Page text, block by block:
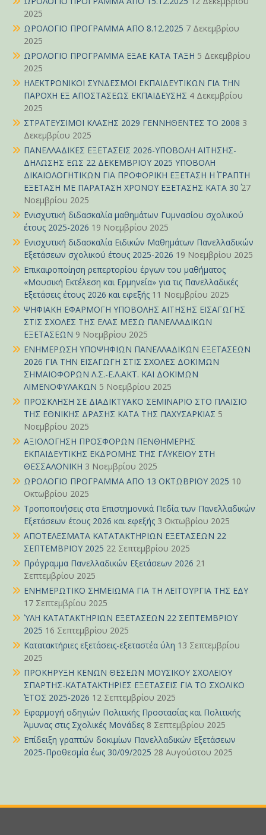
2025
ΩΡΟΛΟΓΙΟ ΠΡΟΓΡΑΜΜΑ ΑΠΟ 8.12.2025 7 Δεκεμβρίου
2025
ΩΡΟΛΟΓΙΟ ΠΡΟΓΡΑΜΜΑ ΕΞΑΕ ΚΑΤΑ ΤΑΞΗ 5 Δεκεμβρίου
2025
ΗΛΕΚΤΡΟΝΙΚΟΙ ΣΥΝΔΕΣΜΟΙ ΕΚΠΑΙΔΕΥΤΙΚΩΝ ΓΙΑ ΤΗΝ
ΠΑΡΟΧΗ ΕΞ ΑΠΟΣΤΑΣΕΩΣ ΕΚΠΑΙΔΕΥΣΗΣ 4 Δεκεμβρίου
2025
ΣΤΡΑΤΕΥΣΙΜΟΙ ΚΛΑΣΗΣ 2029 ΓΕΝΝΗΘΕΝΤΕΣ ΤΟ 2008 3
Δεκεμβρίου 2025
ΠΑΝΕΛΛΑΔΙΚΕΣ ΕΞΕΤΑΣΕΙΣ 2026-ΥΠΟΒΟΛΗ ΑΙΤΗΣΗΣ-
ΔΗΛΩΣΗΣ ΕΩΣ 22 ΔΕΚΕΜΒΡΙΟΥ 2025 ΥΠΟΒΟΛΗ
ΔΙΚΑΙΟΛΟΓΗΤΙΚΩΝ ΓΙΑ ΠΡΟΦΟΡΙΚΗ ΕΞΕΤΑΣΗ Η΄ ΓΡΑΠΤΗ
ΕΞΕΤΑΣΗ ΜΕ ΠΑΡΑΤΑΣΗ ΧΡΟΝΟΥ ΕΞΕΤΑΣΗΣ ΚΑΤΑ 30΄ 27
Νοεμβρίου 2025
Ενισχυτική διδασκαλία μαθημάτων Γυμνασίου σχολικού
έτους 2025-2026 19 Νοεμβρίου 2025
Ενισχυτική διδασκαλία Ειδικών Μαθημάτων Πανελλαδικών
Εξετάσεων σχολικού έτους 2025-2026 19 Νοεμβρίου 2025
Επικαιροποίηση ρεπερτορίου έργων του μαθήματος
«Μουσική Εκτέλεση και Ερμηνεία» για τις Πανελλαδικές
Εξετάσεις έτους 2026 και εφεξής 11 Νοεμβρίου 2025
ΨΗΦΙΑΚΗ ΕΦΑΡΜΟΓΗ ΥΠΟΒΟΛΗΣ ΑΙΤΗΣΗΣ ΕΙΣΑΓΩΓΗΣ
ΣΤΙΣ ΣΧΟΛΕΣ ΤΗΣ ΕΛΑΣ ΜΕΣΩ ΠΑΝΕΛΛΑΔΙΚΩΝ
ΕΞΕΤΑΣΕΩΝ 9 Νοεμβρίου 2025
ΕΝΗΜΕΡΩΣΗ ΥΠΟΨΗΦΙΩΝ ΠΑΝΕΛΛΑΔΙΚΩΝ ΕΞΕΤΑΣΕΩΝ
2026 ΓΙΑ ΤΗΝ ΕΙΣΑΓΩΓΗ ΣΤΙΣ ΣΧΟΛΕΣ ΔΟΚΙΜΩΝ
ΣΗΜΑΙΟΦΟΡΩΝ Λ.Σ.-Ε.Λ.ΑΚΤ. ΚΑΙ ΔΟΚΙΜΩΝ
ΛΙΜΕΝΟΦΥΛΑΚΩΝ 5 Νοεμβρίου 2025
ΠΡΟΣΚΛΗΣΗ ΣΕ ΔΙΑΔΙΚΤΥΑΚΟ ΣΕΜΙΝΑΡΙΟ ΣΤΟ ΠΛΑΙΣΙΟ
ΤΗΣ ΕΘΝΙΚΗΣ ΔΡΑΣΗΣ ΚΑΤΑ ΤΗΣ ΠΑΧΥΣΑΡΚΙΑΣ 5
Νοεμβρίου 2025
ΑΞΙΟΛΟΓΗΣΗ ΠΡΟΣΦΟΡΩΝ ΠΕΝΘΗΜΕΡΗΣ
ΕΚΠΑΙΔΕΥΤΙΚΗΣ ΕΚΔΡΟΜΗΣ ΤΗΣ Γ΄ΛΥΚΕΙΟΥ ΣΤΗ
ΘΕΣΣΑΛΟΝΙΚΗ 3 Νοεμβρίου 2025
ΩΡΟΛΟΓΙΟ ΠΡΟΓΡΑΜΜΑ ΑΠΟ 13 ΟΚΤΩΒΡΙΟΥ 2025 10
Οκτωβρίου 2025
Τροποποιήσεις στα Επιστημονικά Πεδία των Πανελλαδικών
Εξετάσεων έτους 2026 και εφεξής 3 Οκτωβρίου 2025
ΑΠΟΤΕΛΕΣΜΑΤΑ ΚΑΤΑΤΑΚΤΗΡΙΩΝ ΕΞΕΤΑΣΕΩΝ 22
ΣΕΠΤΕΜΒΡΙΟΥ 2025 22 Σεπτεμβρίου 2025
Πρόγραμμα Πανελλαδικών Εξετάσεων 2026 21
Σεπτεμβρίου 2025
ΕΝΗΜΕΡΩΤΙΚΟ ΣΗΜΕΙΩΜΑ ΓΙΑ ΤΗ ΛΕΙΤΟΥΡΓΙΑ ΤΗΣ ΕΔΥ
17 Σεπτεμβρίου 2025
ΎΛΗ ΚΑΤΑΤΑΚΤΗΡΙΩΝ ΕΞΕΤΑΣΕΩΝ 22 ΣΕΠΤΕΜΒΡΙΟΥ
2025 16 Σεπτεμβρίου 2025
Κατατακτήριες εξετάσεις-εξεταστέα ύλη 13 Σεπτεμβρίου
2025
ΠΡΟΚΗΡΥΞΗ ΚΕΝΩΝ ΘΕΣΕΩΝ ΜΟΥΣΙΚΟΥ ΣΧΟΛΕΙΟΥ
ΣΠΑΡΤΗΣ-ΚΑΤΑΤΑΚΤΗΡΙΕΣ ΕΞΕΤΑΣΕΙΣ ΓΙΑ ΤΟ ΣΧΟΛΙΚΟ
ΈΤΟΣ 2025-2026 12 Σεπτεμβρίου 2025
Εφαρμογή οδηγιών Πολιτικής Προστασίας και Πολιτικής
Άμυνας στις Σχολικές Μονάδες 8 Σεπτεμβρίου 2025
Επίδειξη γραπτών δοκιμίων Πανελλαδικών Εξετάσεων
2025-Προθεσμία έως 30/09/2025 28 Αυγούστου 2025